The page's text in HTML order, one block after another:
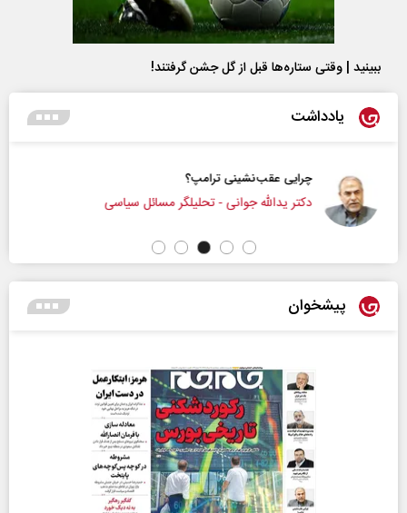
ببینید | وقتی ستاره‌ها قبل از گل جشن گرفتند!
یادداشت
چرایی عقب‌نشینی ترامپ؟
دکتر یدالله جوانی - تحلیلگر مسائل سیاسی
پیشخوان